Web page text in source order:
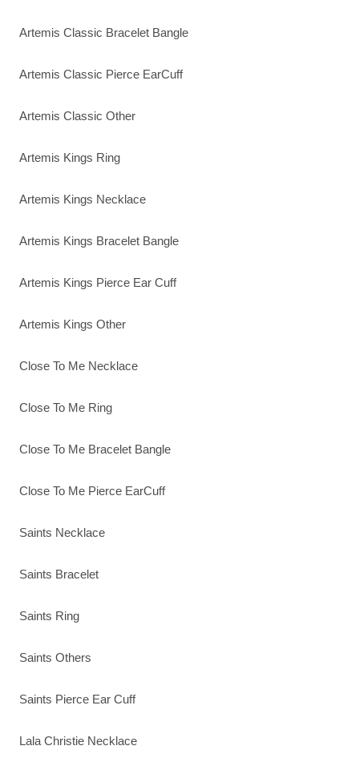
Artemis Classic Bracelet Bangle
Artemis Classic Pierce EarCuff
Artemis Classic Other
Artemis Kings Ring
Artemis Kings Necklace
Artemis Kings Bracelet Bangle
Artemis Kings Pierce Ear Cuff
Artemis Kings Other
Close To Me Necklace
Close To Me Ring
Close To Me Bracelet Bangle
Close To Me Pierce EarCuff
Saints Necklace
Saints Bracelet
Saints Ring
Saints Others
Saints Pierce Ear Cuff
Lala Christie Necklace